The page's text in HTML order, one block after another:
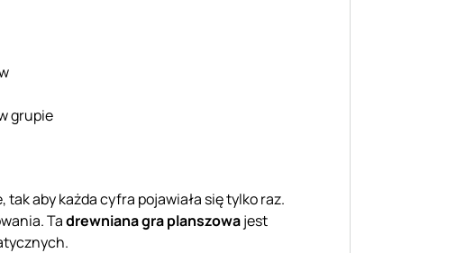
grupie
aby każda cyfra pojawiała się tylko raz.
Tadrewniana gra planszowajest